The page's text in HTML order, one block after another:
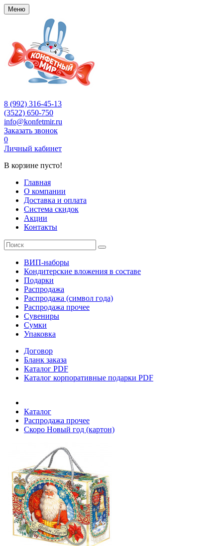
Меню
8 (992) 316-45-13
(3522) 650-750
info@konfetmir.ru
Заказать звонок
0
Личный кабинет
В корзине пусто!
Главная
О компании
Доставка и оплата
Система скидок
Акции
Контакты
ВИП-наборы
Кондитерские вложения в составе
Подарки
Распродажа
Распродажа (символ года)
Распродажа прочее
Сувениры
Сумки
Упаковка
Договор
Бланк заказа
Каталог PDF
Каталог корпоративные подарки PDF
Каталог
Распродажа прочее
Скоро Новый год (картон)